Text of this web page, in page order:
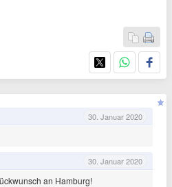
30. Januar 2020
30. Januar 2020
an Hamburg!